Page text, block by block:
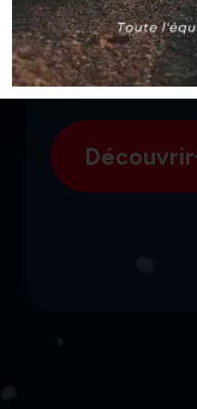
SGI, votre
pour
Découvrir